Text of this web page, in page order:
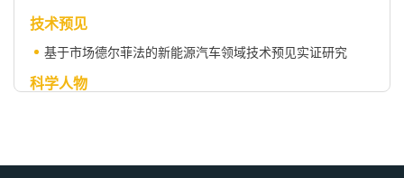
技术预见
基于市场德尔菲法的新能源汽车领域技术预见实证研究
科学人物